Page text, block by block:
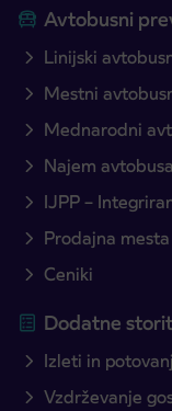
Avtobusni
Linijski
Mestni
Mednarodni
Najem avtobusa
IJPP –
Prodajna mesta
Ceniki
Dodatne
Izleti in
Vzdrževanje